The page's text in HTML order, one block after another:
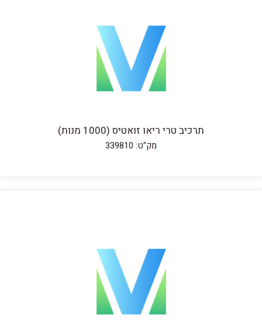
תרכיב טרי ריאו זואטיס (1000 מנות)
מק"ט: 339810